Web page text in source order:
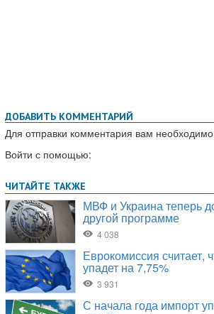
ДОБАВИТЬ КОММЕНТАРИЙ
Для отправки комментария вам необходимо
Войти с помощью: